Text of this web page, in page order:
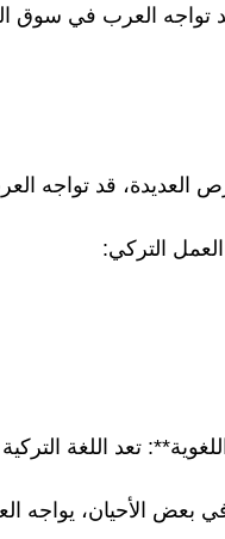
قد تواجه العرب في سوق
العديدة، قد تواجه
التركي:
تعد اللغة
بعض الأحيان، يواجه